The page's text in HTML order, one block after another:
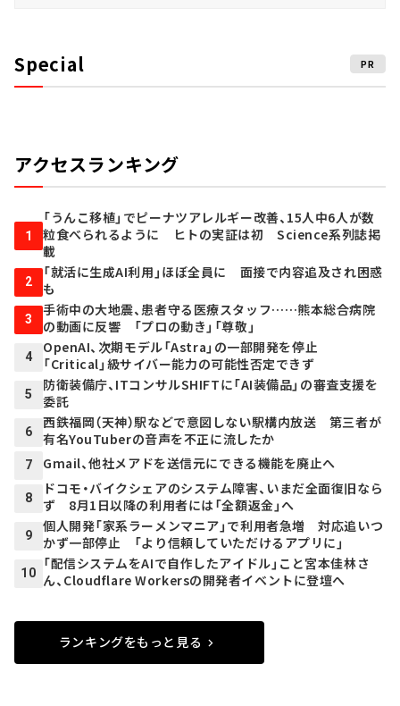
Special PR
アクセスランキング
1
「うんこ移植」でピーナツアレルギー改善、15人中6人が数
粒食べられるように ヒトの実証は初 Science系列誌掲
載
2
「就活に生成AI利用」ほぼ全員に 面接で内容追及され困惑
も
3
手術中の大地震、患者守る医療スタッフ……熊本総合病院
の動画に反響 「プロの動き」「尊敬」
4
OpenAI、次期モデル「Astra」の一部開発を停止
「Critical」級サイバー能力の可能性否定できず
5
防衛装備庁、ITコンサルSHIFTに「AI装備品」の審査支援を
委託
6
西鉄福岡（天神）駅などで意図しない駅構内放送 第三者が
有名YouTuberの音声を不正に流したか
7 Gmail、他社メアドを送信元にできる機能を廃止へ
8
ドコモ・バイクシェアのシステム障害、いまだ全面復旧なら
ず 8月1日以降の利用者には「全額返金」へ
9
個人開発「家系ラーメンマニア」で利用者急増 対応追いつ
かず一部停止 「より信頼していただけるアプリに」
10
「配信システムをAIで自作したアイドル」こと宮本佳林さ
ん、Cloudflare Workersの開発者イベントに登壇へ
ランキングをもっと見る